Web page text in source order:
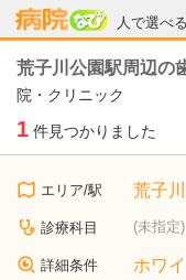
人で選べ
病院なび
荒子川公園駅周辺の
院・クリニック
1 件見つかりました
エリア/駅 荒子
診療科目 (未指定)
詳細条件 ホワ